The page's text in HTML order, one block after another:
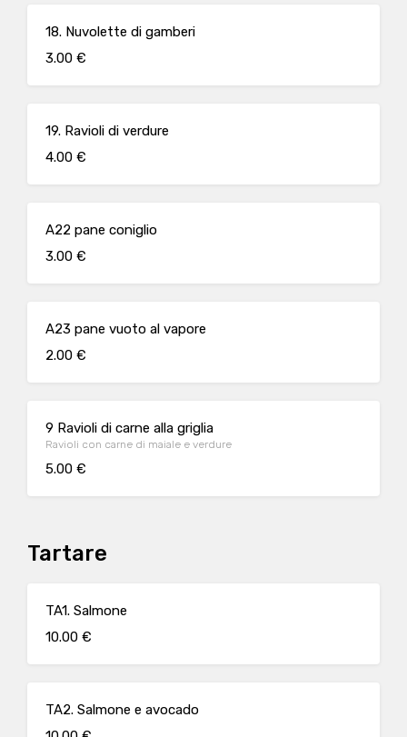
18. Nuvolette di gamberi
3.00 €
19. Ravioli di verdure
4.00 €
A22 pane coniglio
3.00 €
A23 pane vuoto al vapore
2.00 €
9 Ravioli di carne alla griglia
Ravioli con carne di maiale e verdure
5.00 €
Tartare
TA1. Salmone
10.00 €
TA2. Salmone e avocado